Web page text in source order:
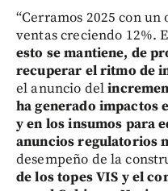
“Cerramos 2025 con
ventas creciendo 12%.
esto se mantiene, de
recuperar el ritmo de
el anuncio del
ha generado impactos
y en los insumos para
anuncios regulatorios
desempeño de la
de los topes VIS y el